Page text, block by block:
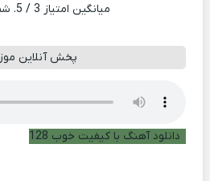
میانگین امتیاز 3 / 5. شمارش آرا:
پخش آنلاین
دانلود آهنگ با کیفیت خوب 128